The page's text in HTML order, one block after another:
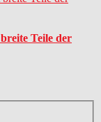
Teile der